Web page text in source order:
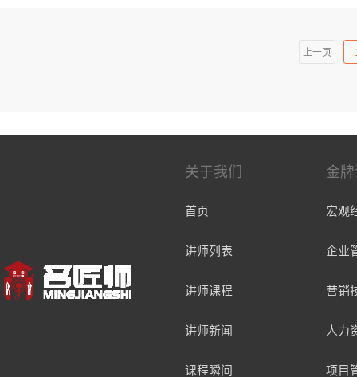
上一页
关于我们
首页
讲师列表
讲师课程
讲师新闻
课程瞬间
金
宏观
企业
营销
人力
项目